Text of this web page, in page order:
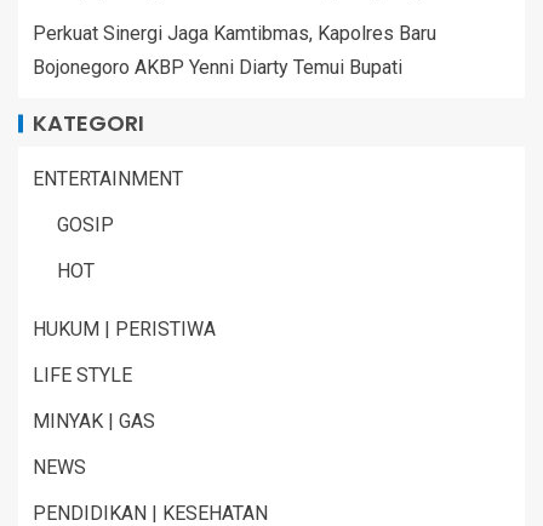
Perkuat Sinergi Jaga Kamtibmas, Kapolres Baru
Bojonegoro AKBP Yenni Diarty Temui Bupati
KATEGORI
ENTERTAINMENT
GOSIP
HOT
HUKUM | PERISTIWA
LIFE STYLE
MINYAK | GAS
NEWS
PENDIDIKAN | KESEHATAN